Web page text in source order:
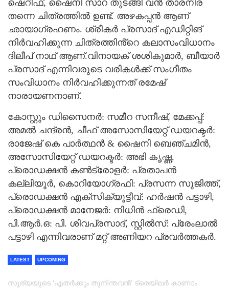
ഷെറീഫ്, ഷൈനി സാറ തുടങ്ങി വന്‍ താരനിര
തന്നെ ചിത്രത്തില്‍ ഉണ്ട്. അഴകപ്പൻ ആണ്
ഛായാഗ്രഹണം. ശ്രീകര്‍ പ്രസാദ് എഡിറ്റിങ്
നിര്‍വഹിക്കുന്ന ചിത്രത്തിൻ്റെ കലാസംവിധാനം
ദിലീപ് നാഥ് ആണ്.വിനായക് ശശികുമാർ, ബീയാർ
പ്രസാദ് എന്നിവരുടെ വരികൾക്ക് സംഗീതം
സംവിധാനം നിർവഹിക്കുന്നത് രമേഷ്
നാരായണനാണ്.
കോസ്റ്റും ഡിസൈനര്‍: സമീറ സനീഷ്, മേക്കപ്പ്:
അമല്‍ ചന്ദ്രന്‍, ചീഫ് അസോസിയേറ്റ് ഡയറക്ടര്‍:
രാജേഷ് കെ പാർത്ഥൻ & ഷൈനി ബെഞ്ചമിന്‍,
അസോസിയേറ്റ് ഡയറക്ടര്‍: അഭി കൃഷ്ണ,
പ്രൊഡക്ഷന്‍ കണ്‍ട്രോളര്‍: പ്രതാപന്‍
കല്ലിയൂര്‍, കൊറിയോഗ്രഫി: പ്രസന്ന സുജിത്ത്,
പ്രൊഡക്ഷന്‍ എക്‌സിക്യൂട്ടീവ്: ഹര്‍ഷന്‍ പട്ടാഴി,
പ്രൊഡക്ഷന്‍ മാനേജര്‍: നിധിന്‍ ഫ്രെഡി,
പി.ആര്‍.ഒ: പി. ശിവപ്രസാദ്, സ്റ്റില്‍സ്: പ്രേംലാൽ
പട്ടാഴി എന്നിവരാണ് മറ്റ് അണിയറ പ്രവര്‍ത്തകർ.
LATEST UPCOMING
സൂര്യയുടെ ‘എതര്‍ക്കും തുനിന്തവന്‍’ ട്രെയിലര്‍ കാണാം